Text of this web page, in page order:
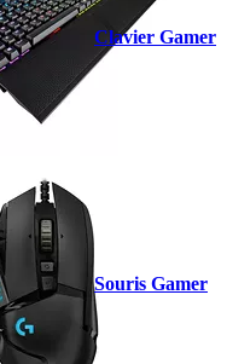
Clavier Gamer
Souris Gamer